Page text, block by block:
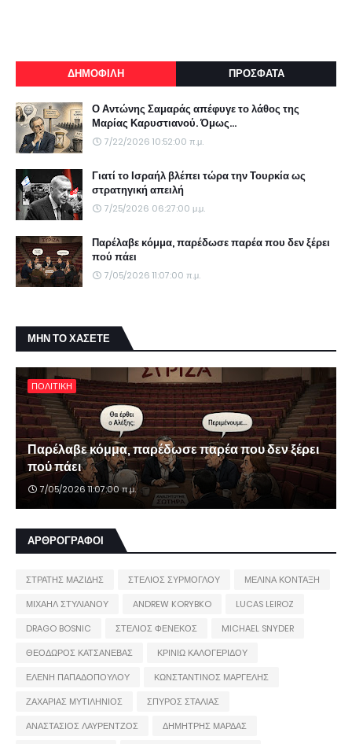
ΔΗΜΟΦΙΛΗ ΠΡΟΣΦΑΤΑ
Ο Αντώνης Σαμαράς απέφυγε το λάθος της
Μαρίας Καρυστιανού. Όμως...
7/22/2026 10:52:00 π.μ.
Γιατί το Ισραήλ βλέπει τώρα την Τουρκία ως
στρατηγική απειλή
7/25/2026 06:27:00 μ.μ.
Παρέλαβε κόμμα, παρέδωσε παρέα που δεν ξέρει
πού πάει
7/05/2026 11:07:00 π.μ.
ΜΗΝ ΤΟ ΧΑΣΕΤΕ
ΠΟΛΙΤΙΚΗ
Παρέλαβε κόμμα, παρέδωσε παρέα που δεν ξέρει
πού πάει
7/05/2026 11:07:00 π.μ.
ΑΡΘΡΟΓΡΑΦΟΙ
ΣΤΡΑΤΗΣ ΜΑΖΙΔΗΣ ΣΤΕΛΙΟΣ ΣΥΡΜΟΓΛΟΥ
ΜΕΛΙΝΑ ΚΟΝΤΑΞΗ
ΜΙΧΑΗΛ ΣΤΥΛΙΑΝΟΥ
ANDREW KORYBKO
LUCAS LEIROZ
DRAGO BOSNIC
ΣΤΕΛΙΟΣ ΦΕΝΕΚΟΣ
MICHAEL SNYDER
ΘΕΟΔΩΡΟΣ ΚΑΤΣΑΝΕΒΑΣ
ΚΡΙΝΙΩ ΚΑΛΟΓΕΡΙΔΟΥ
ΕΛΕΝΗ ΠΑΠΑΔΟΠΟΥΛΟΥ
ΚΩΝΣΤΑΝΤΙΝΟΣ ΜΑΡΓΕΛΗΣ
ΖΑΧΑΡΙΑΣ ΜΥΤΙΛΗΝΙΟΣ
ΣΠΥΡΟΣ ΣΤΑΛΙΑΣ
ΑΝΑΣΤΑΣΙΟΣ ΛΑΥΡΕΝΤΖΟΣ
ΔΗΜΗΤΡΗΣ ΜΑΡΔΑΣ